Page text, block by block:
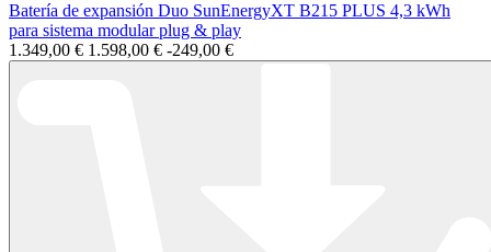
Batería de expansión Duo SunEnergyXT B215 PLUS 4,3 kWh
para sistema modular plug & play
1.349,00 € 1.598,00 € -249,00 €